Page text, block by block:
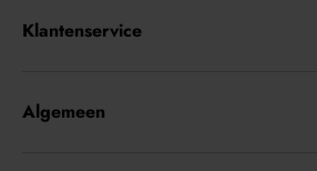
Klantenservice
Algemeen